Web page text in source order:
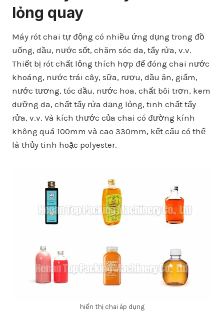
lỏng quay
Máy rót chai tự động có nhiều ứng dụng trong đồ
uống, dầu, nước sốt, chăm sóc da, tẩy rửa, v.v.
Thiết bị rót chất lỏng thích hợp để đóng chai nước
khoáng, nước trái cây, sữa, rượu, dầu ăn, giấm,
nước tương, tóc dầu, nước hoa, chất bôi trơn, kem
dưỡng da, chất tẩy rửa dạng lỏng, tinh chất tẩy
rửa, v.v. Và kích thước của chai có đường kính
không quá 100mm và cao 330mm, kết cấu có thể
là thủy tinh hoặc polyester.
hiển thị chai áp dụng